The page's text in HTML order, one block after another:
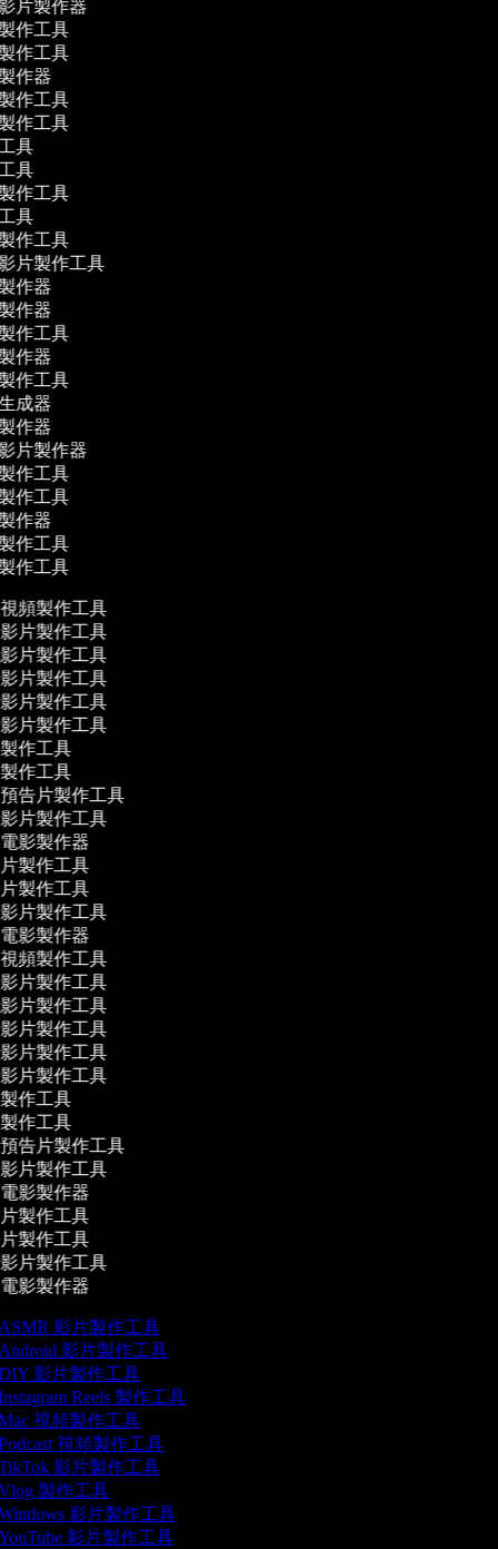
片製作器
作工具
作工具
作器
作工具
作工具
具
具
作工具
具
作工具
片製作工具
作器
作器
作工具
作器
作工具
成器
作器
片製作器
作工具
作工具
作器
作工具
作工具
頻製作工具
片製作工具
片製作工具
片製作工具
片製作工具
片製作工具
作工具
作工具
告片製作工具
片製作工具
影製作器
製作工具
製作工具
片製作工具
影製作器
頻製作工具
片製作工具
片製作工具
片製作工具
片製作工具
片製作工具
作工具
作工具
告片製作工具
片製作工具
影製作器
製作工具
製作工具
片製作工具
影製作器
影片製作工具
影片製作工具
影片製作工具
Reels 製作工具
視頻製作工具
視頻製作工具
影片製作工具
製作工具
影片製作工具
影片製作工具